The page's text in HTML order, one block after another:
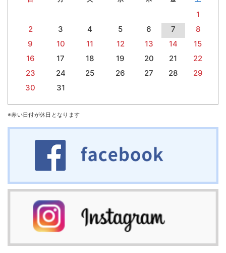
1
2
3 4 5 6 7
8
9
10 11 12 13 14
15
16
17 18 19 20 21
22
23
24 25 26 27 28
29
30
31
※赤い日付が休日となります